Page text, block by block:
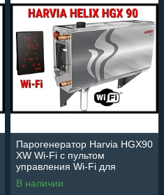
Парогенератор Harvia HGX90
XW Wi-Fi c пультом
управления Wi-Fi для
Паровой (Мощность 9 кВт,
объем 4,5-10 м3)
В наличии